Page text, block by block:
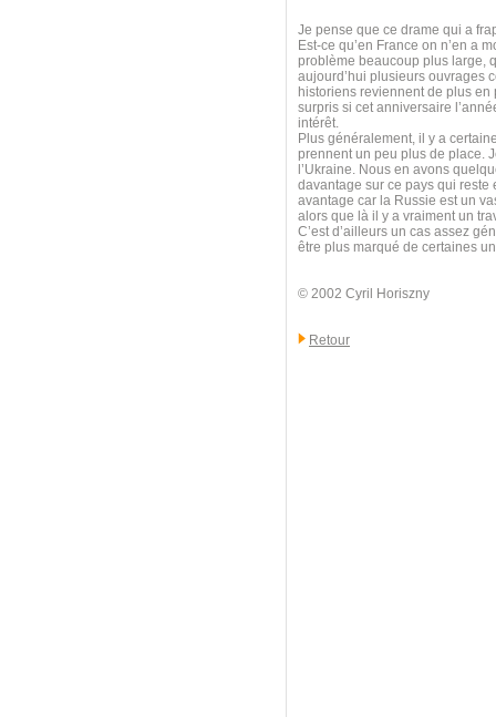
Je pense que ce drame qui a
Est-ce qu’en France on n’en a
problème beaucoup plus large,
aujourd’hui plusieurs ouvrages
historiens reviennent de plus
surpris si cet anniversaire
intérêt.
Plus généralement, il y a
prennent un peu plus de place.
l’Ukraine. Nous en avons
davantage sur ce pays qui reste
avantage car la Russie est un
alors que là il y a vraiment un
C’est d’ailleurs un cas assez
être plus marqué de certaines
© 2002 Cyril Horiszny
Retour